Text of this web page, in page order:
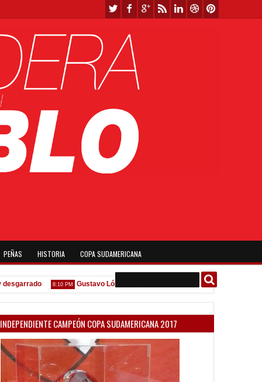
PEÑAS HISTORIA COPA SUDAMERICANA
8:10 PM Gustavo López: "La diferencia entre Vélez e Independiente
INDEPENDIENTE CAMPEÓN COPA SUDAMERICANA 2017